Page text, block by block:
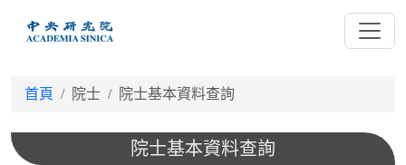
首頁 院士 院士基本資料查詢
院士基本資料查詢